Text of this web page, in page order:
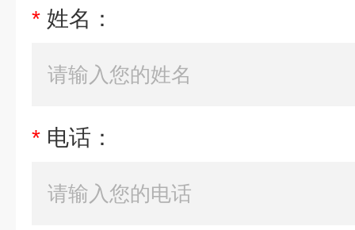
* 姓名：
* 电话：